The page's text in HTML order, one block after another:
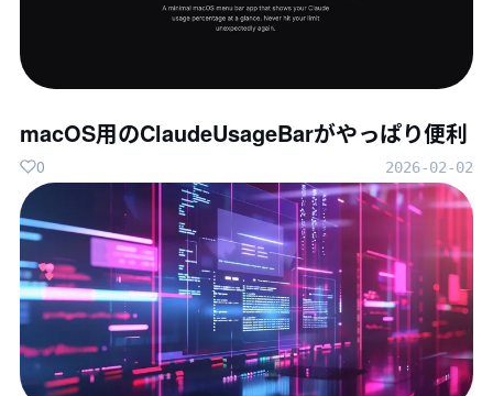
macOS用のClaudeUsageBarがやっぱり便利
2026-02-02
0